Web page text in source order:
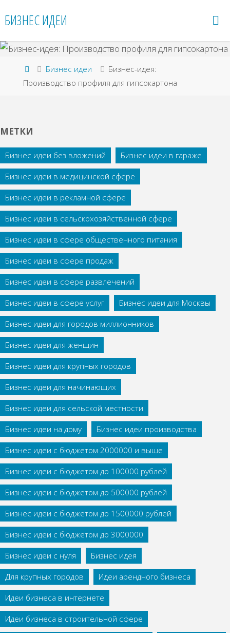
БИЗНЕС ИДЕИ
Главная
Бизнес идеи
Бизнес-идея:
Производство профиля для гипсокартона
МЕТКИ
Бизнес идеи без вложений
Бизнес идеи в гараже
Бизнес идеи в медицинской сфере
Бизнес идеи в рекламной сфере
Бизнес идеи в сельскохозяйственной сфере
Бизнес идеи в сфере общественного питания
Бизнес идеи в сфере продаж
Бизнес идеи в сфере развлечений
Бизнес идеи в сфере услуг
Бизнес идеи для Москвы
Бизнес идеи для городов миллионников
Бизнес идеи для женщин
Бизнес идеи для крупных городов
Бизнес идеи для начинающих
Бизнес идеи для сельской местности
Бизнес идеи на дому
Бизнес идеи производства
Бизнес идеи с бюджетом 2000000 и выше
Бизнес идеи с бюджетом до 100000 рублей
Бизнес идеи с бюджетом до 500000 рублей
Бизнес идеи с бюджетом до 1500000 рублей
Бизнес идеи с бюджетом до 3000000
Бизнес идеи с нуля
Бизнес идея
Для крупных городов
Идеи арендного бизнеса
Идеи бизнеса в интернете
Идеи бизнеса в строительной сфере